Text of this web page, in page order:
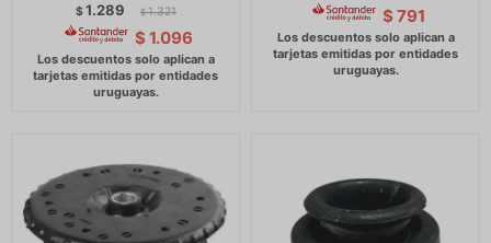
$1.289 $ 1.321
$ 1.096
$ 791